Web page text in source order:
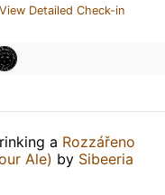
View Detailed Check-in
a Rozzářeno
Ale) by Sibeeria